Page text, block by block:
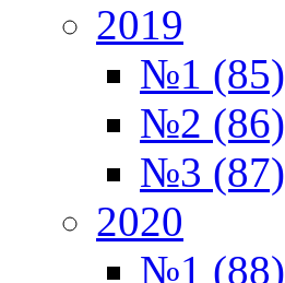
2019
№1 (85)
№2 (86)
№3 (87)
2020
№1 (88)